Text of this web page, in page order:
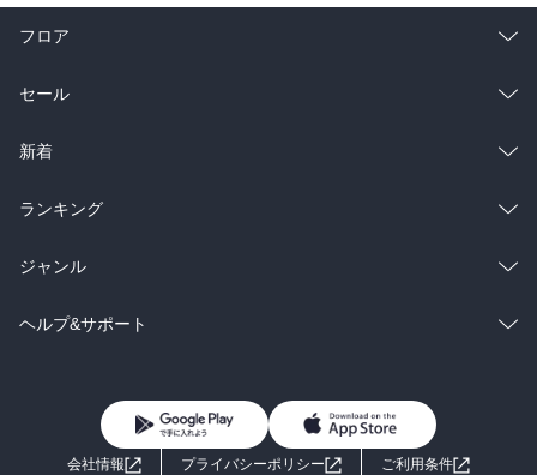
フロア
総合
ラノベ
雑誌・グラビア
BL・TL
セール
総合
ラノベ
雑誌・グラビア
BL・TL
新着
総合
ラノベ
雑誌・グラビア
ランキング
総合
ラノベ
ジャンル
コミック
ライトノベル 男子向けラノベ
ヘルプ&サポート
よくあるご質問 お問い合わせ
会社情報 プライバシーポリシー
ご利用条件